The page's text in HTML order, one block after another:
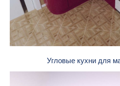
Угловые кухни для